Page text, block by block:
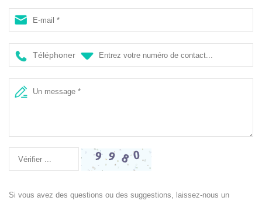
l'Australie Sydney SYD Melbourne MEL Brisbane BNE services
porte à porte
Téléphoner
Si vous avez des questions ou des suggestions, laissez-nous un